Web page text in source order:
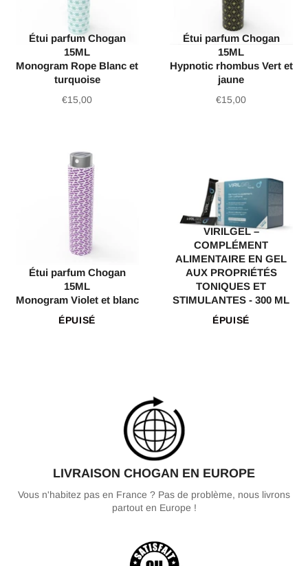
Étui parfum Chogan
15ML
Monogram Rope Blanc et
turquoise
Prix
€15,00
Étui parfum Chogan
15ML
Hypnotic rhombus Vert et
jaune
Prix
€15,00
Étui parfum Chogan
15ML
Monogram Violet et blanc
ÉPUISÉ
VIRILGEL –
COMPLÉMENT
ALIMENTAIRE EN GEL
AUX PROPRIÉTÉS
TONIQUES ET
STIMULANTES - 300 ML
ÉPUISÉ
LIVRAISON CHOGAN EN EUROPE
Vous n'habitez pas en France ? Pas de problème, nous livrons
partout en Europe !